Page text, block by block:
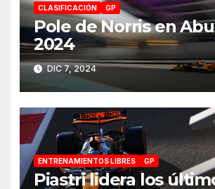
CLASIFICACIÓN GP
Pole de Norris en
2024
DIC 7, 2024
ENTRENAMIENTOS LIBRES GP
Piastri lidera los